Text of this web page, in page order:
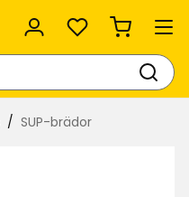
Favoriter
SUP-brädor